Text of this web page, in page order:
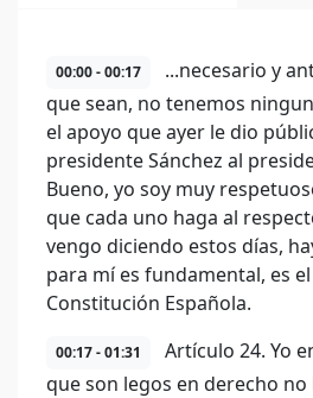
00:00 - 00:17
...necesario y
que sean, no tenemos
el apoyo que ayer le dio
presidente Sánchez al
Bueno, yo soy muy
que cada uno haga al
vengo diciendo estos días,
para mí es fundamental, es
Constitución Española.
00:17 - 01:31
Artículo 24. Yo
que son legos en derecho no